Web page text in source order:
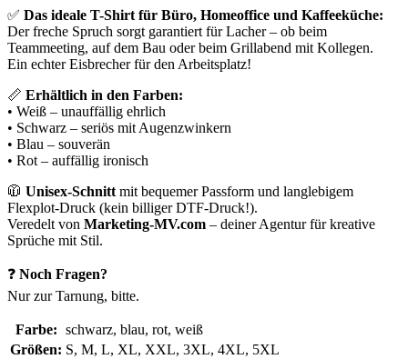
✅ Das ideale T-Shirt für Büro, Homeoffice und Kaffeeküche:
Der freche Spruch sorgt garantiert für Lacher – ob beim
Teammeeting, auf dem Bau oder beim Grillabend mit Kollegen.
Ein echter Eisbrecher für den Arbeitsplatz!
📏 Erhältlich in den Farben:
• Weiß – unauffällig ehrlich
• Schwarz – seriös mit Augenzwinkern
• Blau – souverän
• Rot – auffällig ironisch
🧥 Unisex-Schnittmit bequemer Passform und langlebigem
Flexplot-Druck (kein billiger DTF-Druck!).
Veredelt von Marketing-MV.com – deiner Agentur für kreative
Sprüche mit Stil.
❓ Noch Fragen?
Nur zur Tarnung, bitte.
Farbe: schwarz, blau, rot, weiß
Größen: S, M, L, XL, XXL, 3XL, 4XL, 5XL